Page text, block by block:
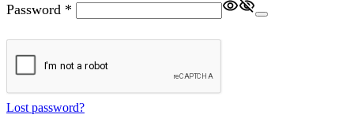
Password *
Lost password?